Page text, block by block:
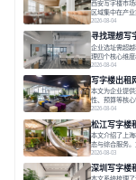
西安写字楼市
区域集中在产
性与员工体验
长，推动市场
一现象引发了
2026-08-04
寻找理想写
企业选址需超
理四个核心维
套服务及社群
言，寻找一处
更直接影响着
2026-08-04
写字楼出租
本文为企业提
性、预算等核
区产业生态与
进行线下实地
数字化时代，
2026-08-04
松江写字楼
本文介绍了上
态与综合服务
空间。之后，
求与长期价值
解该区域的写
2026-08-03
深圳写字楼